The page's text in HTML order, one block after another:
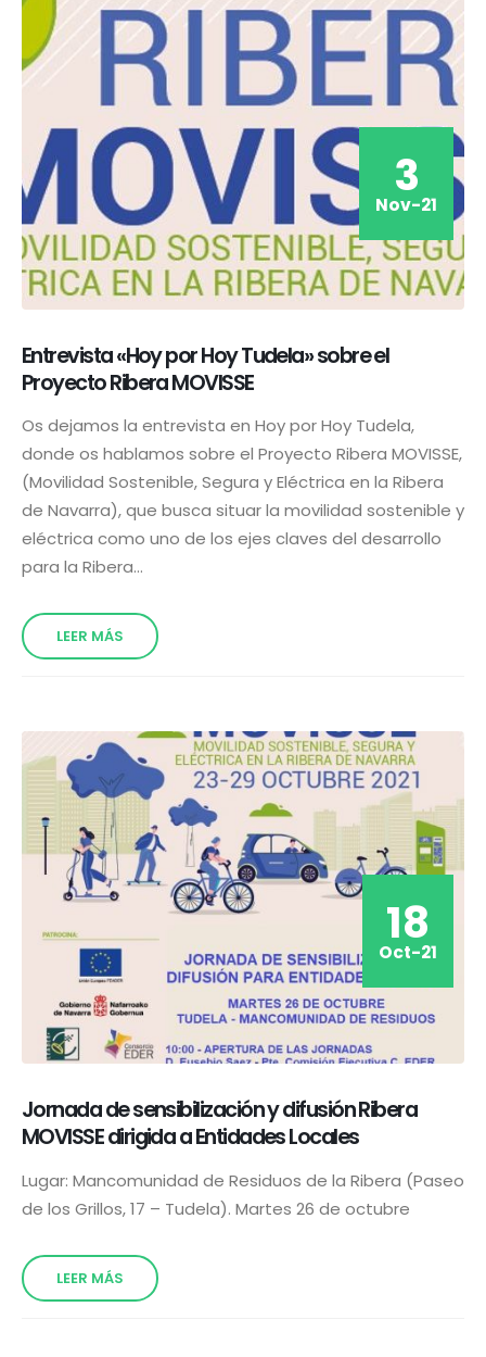
3
Nov-21
Entrevista «Hoy por Hoy Tudela» sobre el
Proyecto Ribera MOVISSE
Os dejamos la entrevista en Hoy por Hoy Tudela,
donde os hablamos sobre el Proyecto Ribera MOVISSE,
(Movilidad Sostenible, Segura y Eléctrica en la Ribera
de Navarra), que busca situar la movilidad sostenible y
eléctrica como uno de los ejes claves del desarrollo
para la Ribera…
LEER MÁS
18
Oct-21
Jornada de sensibilización y difusión Ribera
MOVISSE dirigida a Entidades Locales
Lugar: Mancomunidad de Residuos de la Ribera (Paseo
de los Grillos, 17 – Tudela). Martes 26 de octubre
LEER MÁS